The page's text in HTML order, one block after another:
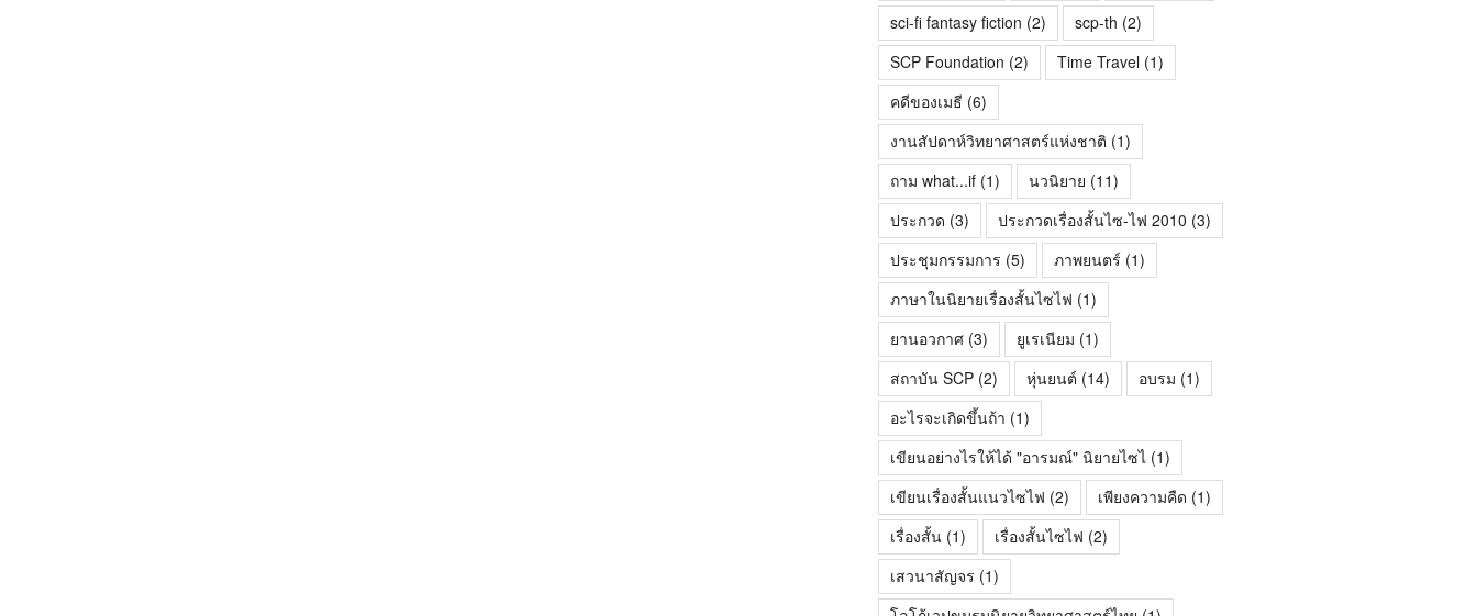
sci-fi fantasy fiction (2) scp-th (2)
SCP Foundation (2) Time Travel(1)
คดีของเมธี (6)
งานสัปดาห์วิทยาศาสตร์แห่งชาติ (1)
ถาม what...if(1) นวนิยาย (11)
ประกวด (3) ประกวดเรื่องสั้นไซ-ไฟ 2010 (3)
ประชุมกรรมการ (5) ภาพยนตร์ (1)
ภาษาในนิยายเรื่องสั้นไซไฟ (1)
ยานอวกาศ(3) ยูเรเนียม (1)
สถาบัน SCP(2) หุ่นยนต์ (14) อบรม (1)
อะไรจะเกิดขึ้นถ้า (1)
เขียนอย่างไรให้ได้ "อารมณ์" นิยายไซไ(1)
เขียนเรื่องสั้นแนวไซไฟ (2) เพียงความคืด (1)
เรื่องสั้น(1) เรื่องสั้นไซไฟ (2)
เสวนาสัญจร (1)